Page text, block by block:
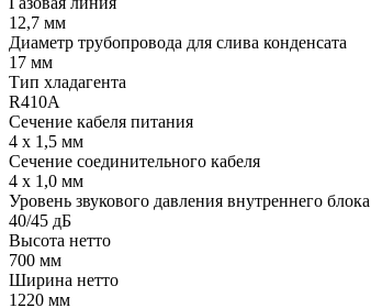
12,7 мм
Диаметр трубопровода для слива конденсата
17 мм
Тип хладагента
R410A
Сечение кабеля питания
4 x 1,5 мм
Сечение соединительного кабеля
4 х 1,0 мм
Уровень звукового давления внутреннего блока
40/45 дБ
Высота нетто
700 мм
Ширина нетто
1220 мм